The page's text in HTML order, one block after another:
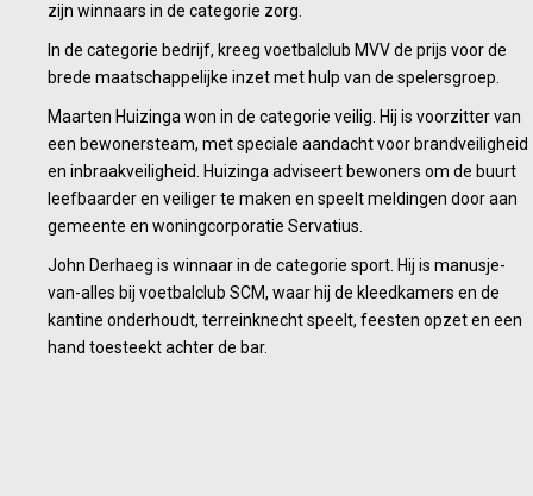
zijn winnaars in de categorie zorg.
In de categorie bedrijf, kreeg voetbalclub MVV de prijs voor de
brede maatschappelijke inzet met hulp van de spelersgroep.
Maarten Huizinga won in de categorie veilig. Hij is voorzitter van
een bewonersteam, met speciale aandacht voor brandveiligheid
en inbraakveiligheid. Huizinga adviseert bewoners om de buurt
leefbaarder en veiliger te maken en speelt meldingen door aan
gemeente en woningcorporatie Servatius.
John Derhaeg is winnaar in de categorie sport. Hij is manusje-
van-alles bij voetbalclub SCM, waar hij de kleedkamers en de
kantine onderhoudt, terreinknecht speelt, feesten opzet en een
hand toesteekt achter de bar.